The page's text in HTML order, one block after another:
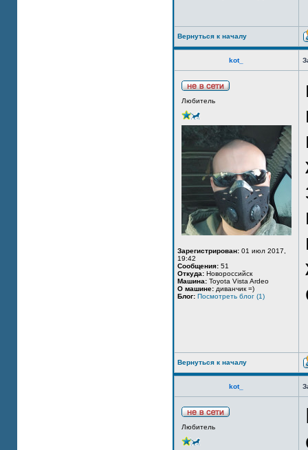
Вернуться к началу
kot_
Любитель
Зарегистрирован: 01 июл 2017,
19:42
Сообщения: 51
Откуда: Новороссийск
Машина: Toyota Vista Ardeo
О машине: диванчик =)
Блог: Посмотреть блог (1)
Вернуться к началу
kot_
Любитель